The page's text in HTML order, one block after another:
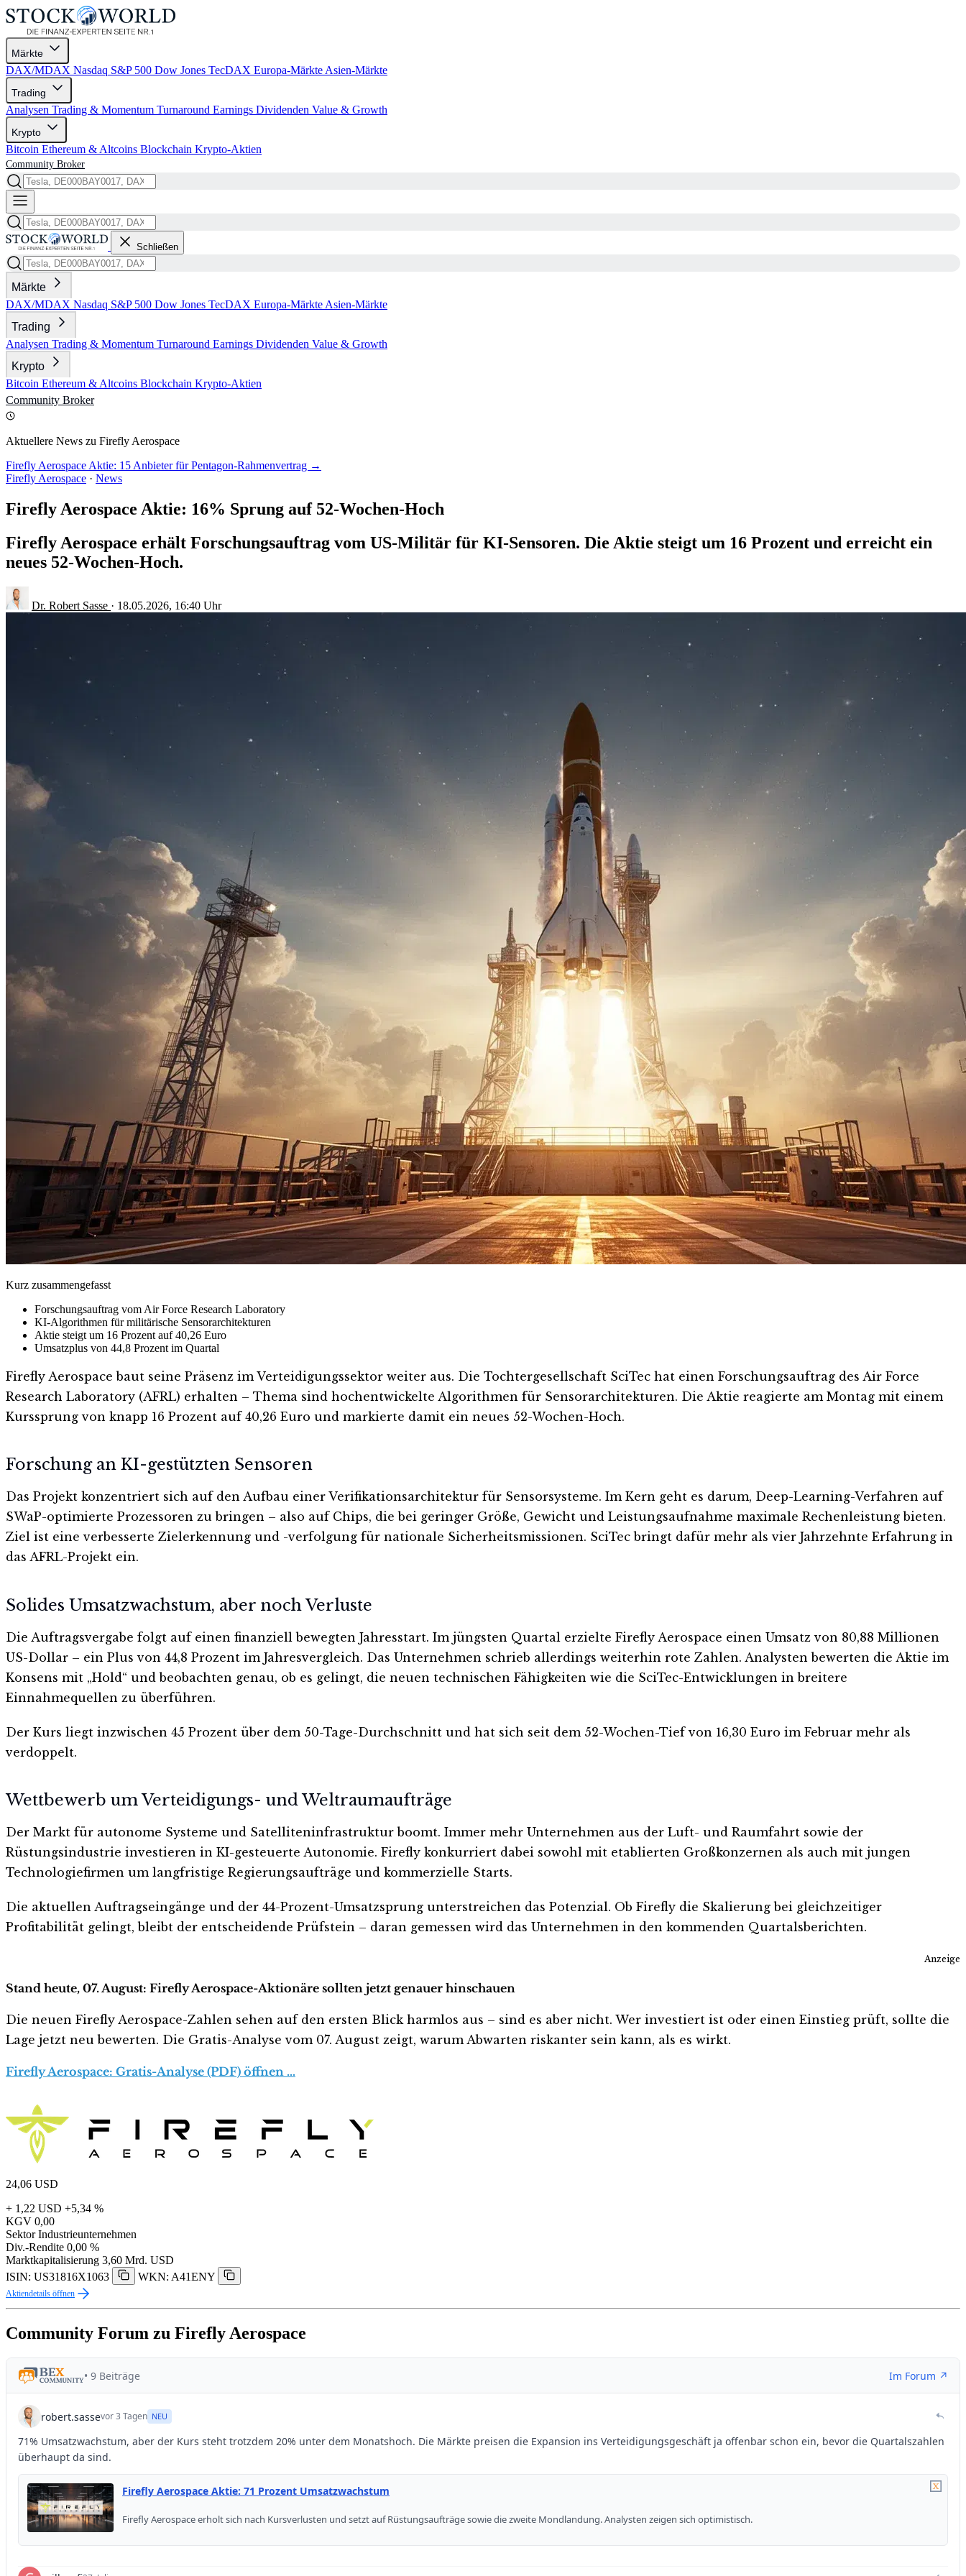
Märkte
DAX/MDAX Nasdaq S&P 500 Dow Jones TecDAX Europa-Märkte Asien-Märkte
Trading
Analysen Trading & Momentum Turnaround Earnings Dividenden Value & Growth
Krypto
Bitcoin Ethereum & Altcoins Blockchain Krypto-Aktien
Community Broker
Schließen
Märkte
DAX/MDAX Nasdaq S&P 500 Dow Jones TecDAX Europa-Märkte Asien-Märkte
Trading
Analysen Trading & Momentum Turnaround Earnings Dividenden Value & Growth
Krypto
Bitcoin Ethereum & Altcoins Blockchain Krypto-Aktien
Community Broker
Aktuellere News zu Firefly Aerospace
Firefly Aerospace Aktie: 15 Anbieter für Pentagon-Rahmenvertrag →
Firefly Aerospace · News
Firefly Aerospace Aktie: 16% Sprung auf 52-Wochen-Hoch
Firefly Aerospace erhält Forschungsauftrag vom US-Militär für KI-Sensoren. Die Aktie steigt um 16 Prozent und erreicht ein
neues 52-Wochen-Hoch.
Dr. Robert Sasse · 18.05.2026, 16:40 Uhr
Kurz zusammengefasst
Forschungsauftrag vom Air Force Research Laboratory
KI-Algorithmen für militärische Sensorarchitekturen
Aktie steigt um 16 Prozent auf 40,26 Euro
Umsatzplus von 44,8 Prozent im Quartal
Firefly Aerospace baut seine Präsenz im Verteidigungssektor weiter aus. Die Tochtergesellschaft SciTec hat einen Forschungsauftrag des Air Force
Research Laboratory (AFRL) erhalten – Thema sind hochentwickelte Algorithmen für Sensorarchitekturen. Die Aktie reagierte am Montag mit einem
Kurssprung von knapp 16 Prozent auf 40,26 Euro und markierte damit ein neues 52-Wochen-Hoch.
Forschung an KI-gestützten Sensoren
Das Projekt konzentriert sich auf den Aufbau einer Verifikationsarchitektur für Sensorsysteme. Im Kern geht es darum, Deep-Learning-Verfahren auf
SWaP-optimierte Prozessoren zu bringen – also auf Chips, die bei geringer Größe, Gewicht und Leistungsaufnahme maximale Rechenleistung bieten.
Ziel ist eine verbesserte Zielerkennung und -verfolgung für nationale Sicherheitsmissionen. SciTec bringt dafür mehr als vier Jahrzehnte Erfahrung in
das AFRL-Projekt ein.
Solides Umsatzwachstum, aber noch Verluste
Die Auftragsvergabe folgt auf einen finanziell bewegten Jahresstart. Im jüngsten Quartal erzielte Firefly Aerospace einen Umsatz von 80,88 Millionen
US-Dollar – ein Plus von 44,8 Prozent im Jahresvergleich. Das Unternehmen schrieb allerdings weiterhin rote Zahlen. Analysten bewerten die Aktie im
Konsens mit „Hold“ und beobachten genau, ob es gelingt, die neuen technischen Fähigkeiten wie die SciTec-Entwicklungen in breitere
Einnahmequellen zu überführen.
Der Kurs liegt inzwischen 45 Prozent über dem 50-Tage-Durchschnitt und hat sich seit dem 52-Wochen-Tief von 16,30 Euro im Februar mehr als
verdoppelt.
Wettbewerb um Verteidigungs- und Weltraumaufträge
Der Markt für autonome Systeme und Satelliteninfrastruktur boomt. Immer mehr Unternehmen aus der Luft- und Raumfahrt sowie der
Rüstungsindustrie investieren in KI-gesteuerte Autonomie. Firefly konkurriert dabei sowohl mit etablierten Großkonzernen als auch mit jungen
Technologiefirmen um langfristige Regierungsaufträge und kommerzielle Starts.
Die aktuellen Auftragseingänge und der 44-Prozent-Umsatzsprung unterstreichen das Potenzial. Ob Firefly die Skalierung bei gleichzeitiger
Profitabilität gelingt, bleibt der entscheidende Prüfstein – daran gemessen wird das Unternehmen in den kommenden Quartalsberichten.
Anzeige
Stand heute, 07. August: Firefly Aerospace-Aktionäre sollten jetzt genauer hinschauen
Die neuen Firefly Aerospace-Zahlen sehen auf den ersten Blick harmlos aus – sind es aber nicht. Wer investiert ist oder einen Einstieg prüft, sollte die
Lage jetzt neu bewerten. Die Gratis-Analyse vom 07. August zeigt, warum Abwarten riskanter sein kann, als es wirkt.
Firefly Aerospace: Gratis-Analyse (PDF) öffnen …
24,06 USD
+ 1,22 USD +5,34 %
KGV 0,00
Sektor Industrieunternehmen
Div.-Rendite 0,00 %
Marktkapitalisierung 3,60 Mrd. USD
ISIN: US31816X1063
WKN: A41ENY
Aktiendetails öffnen
Community Forum zu Firefly Aerospace